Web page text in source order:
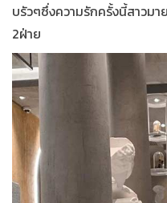
บรัวๆซึ่งความรักครั้งนี้สาวม
2ฝ่าย